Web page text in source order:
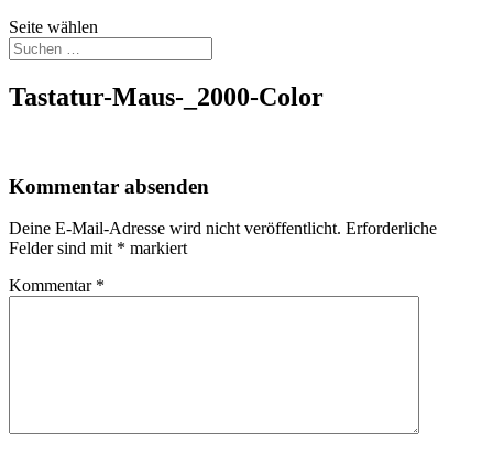
Seite wählen
Tastatur-Maus-_2000-Color
Kommentar absenden
Deine E-Mail-Adresse wird nicht veröffentlicht. Erforderliche
Felder sind mit * markiert
Kommentar *